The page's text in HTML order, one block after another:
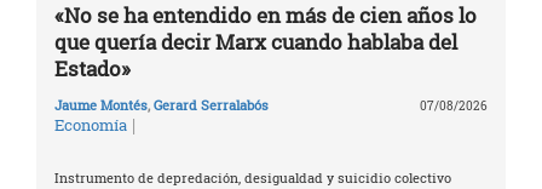
«No se ha entendido en más de cien años lo
que quería decir Marx cuando hablaba del
Estado»
Jaume Montés, Gerard Serralabós
Economía |
07/08/2026
Instrumento de depredación, desigualdad y suicidio colectivo